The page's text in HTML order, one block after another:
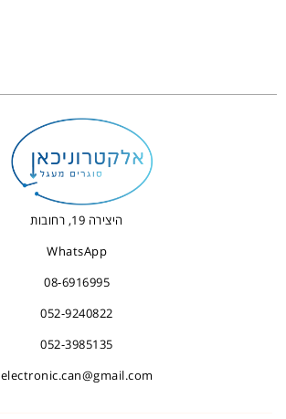
היצירה 19, רחובות
WhatsApp
08-6916995
052-9240822
052-3985135
electronic.can@gmail.com